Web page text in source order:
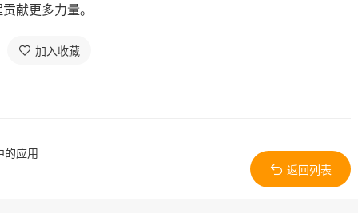
献更多力量。
加入收藏
的应用
返回列表